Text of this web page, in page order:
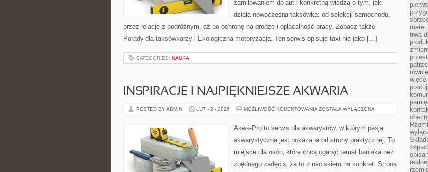
zamiłowaniem do aut i konkretną wiedzą o tym, jak
działa nowoczesna taksówka: od selekcji samochodu,
przez relacje z podróżnym, aż po ochronę na drodze i opłacalność pracy. Zobacz także
Porady dla taksówkarzy i Ekologiczna motoryzacja. Ten serwis opisuje taxi nie jako […]
CATEGORIES: NAUKA
INSPIRACJE I NAJPIĘKNIEJSZE AKWARIA
POSTED BY ADMIN LUT - 2 - 2026 MOŻLIWOŚĆ KOMENTOWANIA INSPIRACJE
AKWARIA
ZOSTAŁA WYŁĄCZONA
Akwa-Pro to serwis dla akwarystów, w którym pasja
akwarystyczna jest pokazana od strony praktycznej. To
miejsce dla osób, które chcą ogarąć temat baniaka bez
zbędnego zadęcia, za to z naciskiem na konkret. Strona
trwa